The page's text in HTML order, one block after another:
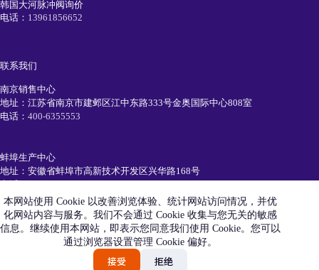
本网站使用 Cookie 以改善浏览体验、统计网站访问情况，并优
化网站内容与服务。我们不会通过 Cookie 收集与您无关的敏感
信息。继续使用本网站，即表示您同意我们使用 Cookie。您可以
通过浏览器设置管理 Cookie 偏好。
接受 拒绝
韩国大河脉冲阀询价
电话： 13961856652
联系我们
南京销售中心
地址：江苏省南京市建邺区江中东路333号金奥国际中心808室
电话： 400-6355553
蚌埠生产中心
地址：安徽省蚌埠市高新技术开发区兴华路168号
简历投递
19105520550
recruiting@eetc.cn
艾尼科环保技术（安徽）有限公司版权所有 © 2026 |